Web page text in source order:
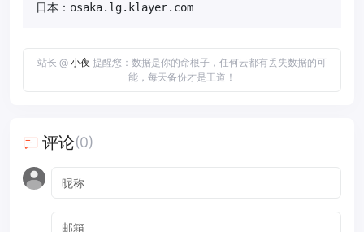
日本：osaka.lg.klayer.com
站长 @ 小夜 提醒您：数据是你的命根子，任何云都有丢失数据的可
能，每天备份才是王道！
评论(0)